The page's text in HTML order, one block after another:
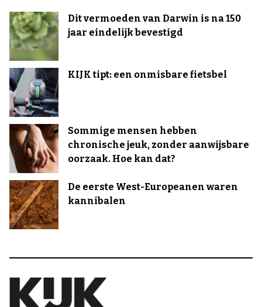
Dit vermoeden van Darwin is na 150
jaar eindelijk bevestigd
KIJK tipt: een onmisbare fietsbel
Sommige mensen hebben
chronische jeuk, zonder aanwijsbare
oorzaak. Hoe kan dat?
De eerste West-Europeanen waren
kannibalen